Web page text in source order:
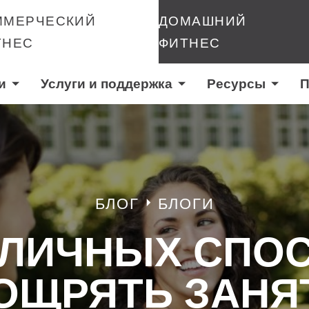
ДОМАШНИЙ
ФИТНЕС
Услуги и поддержка Ресурсы
БЛОГ БЛОГИ